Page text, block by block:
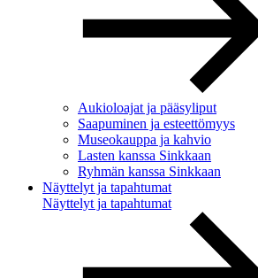
Aukioloajat ja pääsyliput
Saapuminen ja esteettömyys
Museokauppa ja kahvio
Lasten kanssa Sinkkaan
Ryhmän kanssa Sinkkaan
Näyttelyt ja tapahtumat
Näyttelyt ja tapahtumat